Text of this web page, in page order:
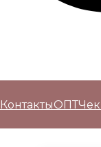
КонтактыОПТ